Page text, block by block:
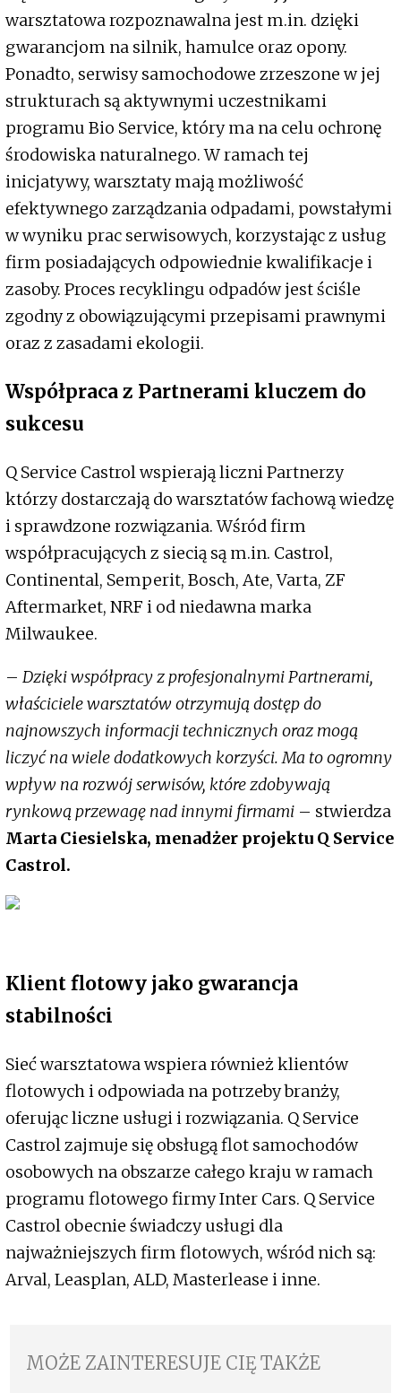
warsztatowa rozpoznawalna jest m.in. dzięki
gwarancjom na silnik, hamulce oraz opony.
Ponadto, serwisy samochodowe zrzeszone w jej
strukturach są aktywnymi uczestnikami
programu Bio Service, który ma na celu ochronę
środowiska naturalnego. W ramach tej
inicjatywy, warsztaty mają możliwość
efektywnego zarządzania odpadami, powstałymi
w wyniku prac serwisowych, korzystając z usług
firm posiadających odpowiednie kwalifikacje i
zasoby. Proces recyklingu odpadów jest ściśle
zgodny z obowiązującymi przepisami prawnymi
oraz z zasadami ekologii.
Współpraca z Partnerami kluczem do
sukcesu
Q Service Castrol wspierają liczni Partnerzy
którzy dostarczają do warsztatów fachową wiedzę
i sprawdzone rozwiązania. Wśród firm
współpracujących z siecią są m.in. Castrol,
Continental, Semperit, Bosch, Ate, Varta, ZF
Aftermarket, NRF i od niedawna marka
Milwaukee.
– Dzięki współpracy z profesjonalnymi Partnerami,
właściciele warsztatów otrzymują dostęp do
najnowszych informacji technicznych oraz mogą
liczyć na wiele dodatkowych korzyści. Ma to ogromny
wpływ na rozwój serwisów, które zdobywają
rynkową przewagę nad innymi firmami – stwierdza
Marta Ciesielska, menadżer projektu Q Service
Castrol.
Klient flotowy jako gwarancja
stabilności
Sieć warsztatowa wspiera również klientów
flotowych i odpowiada na potrzeby branży,
oferując liczne usługi i rozwiązania. Q Service
Castrol zajmuje się obsługą flot samochodów
osobowych na obszarze całego kraju w ramach
programu flotowego firmy Inter Cars. Q Service
Castrol obecnie świadczy usługi dla
najważniejszych firm flotowych, wśród nich są:
Arval, Leasplan, ALD, Masterlease i inne.
MOŻE ZAINTERESUJE CIĘ TAKŻE